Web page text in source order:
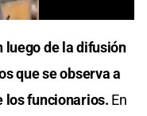
luego de la difusión
que se observa a
los funcionarios. En